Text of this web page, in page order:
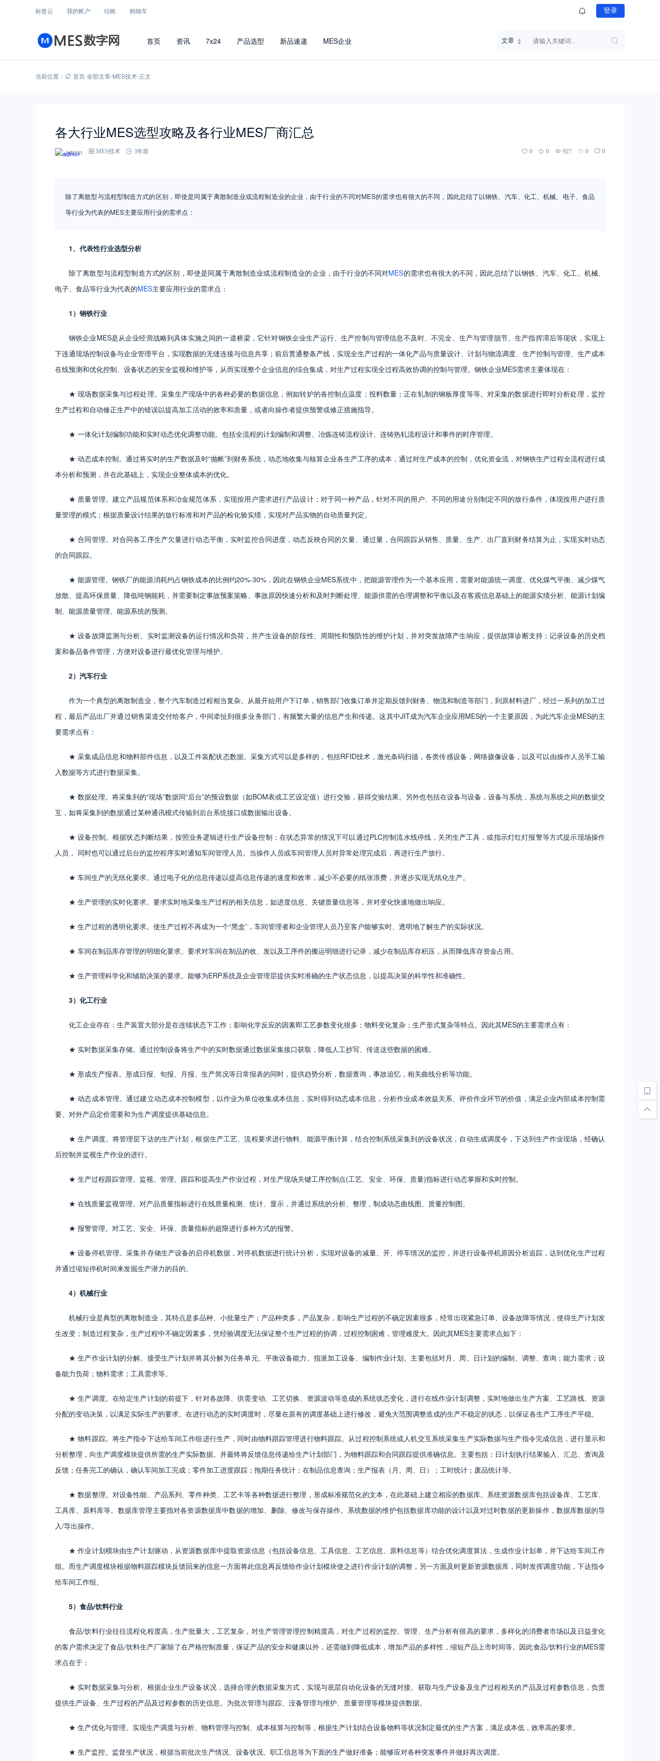
标签云 我的帐户 结账 购物车 登录
首页 资讯 7x24 产品选型 新品速递 MES企业
当前位置： 首页-全部文章-MES技术-正文
各大行业MES选型攻略及各行业MES厂商汇总
admin MES技术 3年前 0 0 927 0 0
除了离散型与流程型制造方式的区别，即使是同属于离散制造业或流程制造业的企业，由于行业的不同对MES的需求也有很大的不同，因此总结了以钢铁、汽车、化工、机械、电子、食品
等行业为代表的MES主要应用行业的需求点：
1、代表性行业选型分析
除了离散型与流程型制造方式的区别，即使是同属于离散制造业或流程制造业的企业，由于行业的不同对MES的需求也有很大的不同，因此总结了以钢铁、汽车、化工、机械、
电子、食品等行业为代表的MES主要应用行业的需求点：
1）钢铁行业
钢铁企业MES是从企业经营战略到具体实施之间的一道桥梁，它针对钢铁企业生产运行、生产控制与管理信息不及时、不完全、生产与管理脱节、生产指挥滞后等现状，实现上
下连通现场控制设备与企业管理平台，实现数据的无缝连接与信息共享；前后贯通整条产线，实现全生产过程的一体化产品与质量设计、计划与物流调度、生产控制与管理、生产成本
在线预测和优化控制、设备状态的安全监视和维护等，从而实现整个企业信息的综合集成，对生产过程实现全过程高效协调的控制与管理。钢铁企业MES需求主要体现在：
★ 现场数据采集与过程处理。采集生产现场中的各种必要的数据信息，例如转炉的各控制点温度；投料数量；正在轧制的钢板厚度等等。对采集的数据进行即时分析处理，监控
生产过程和自动修正生产中的错误以提高加工活动的效率和质量，或者向操作者提供预警或修正措施指导。
★ 一体化计划编制功能和实时动态优化调整功能。包括全流程的计划编制和调整、冶炼连铸流程设计、连铸热轧流程设计和事件的时序管理。
★ 动态成本控制。通过将实时的生产数据及时“抛帐”到财务系统，动态地收集与核算企业各生产工序的成本，通过对生产成本的控制，优化资金流，对钢铁生产过程全流程进行成
本分析和预测，并在此基础上，实现企业整体成本的优化。
★ 质量管理。建立产品规范体系和冶金规范体系，实现按用户需求进行产品设计；对于同一种产品，针对不同的用户、不同的用途分别制定不同的放行条件，体现按用户进行质
量管理的模式；根据质量设计结果的放行标准和对产品的检化验实绩，实现对产品实物的自动质量判定。
★ 合同管理。对合同各工序生产欠量进行动态平衡，实时监控合同进度，动态反映合同的欠量、通过量，合同跟踪从销售、质量、生产、出厂直到财务结算为止，实现实时动态
的合同跟踪。
★ 能源管理。钢铁厂的能源消耗约占钢铁成本的比例约20%-30%，因此在钢铁企业MES系统中，把能源管理作为一个基本应用，需要对能源统一调度、优化煤气平衡、减少煤气
放散、提高环保质量、降低吨钢能耗，并需要制定事故预案策略、事故原因快速分析和及时判断处理、能源供需的合理调整和平衡以及在客观信息基础上的能源实绩分析、能源计划编
制、能源质量管理、能源系统的预测。
★ 设备故障监测与分析。实时监测设备的运行情况和负荷，并产生设备的阶段性、周期性和预防性的维护计划，并对突发故障产生响应，提供故障诊断支持；记录设备的历史档
案和备品备件管理，方便对设备进行最优化管理与维护。
2）汽车行业
作为一个典型的离散制造业，整个汽车制造过程相当复杂。从最开始用户下订单，销售部门收集订单并定期反馈到财务、物流和制造等部门，到原材料进厂，经过一系列的加工过
程，最后产品出厂并通过销售渠道交付给客户，中间牵扯到很多业务部门，有频繁大量的信息产生和传递。这其中JIT成为汽车企业应用MES的一个主要原因，为此汽车企业MES的主
要需求点有：
★ 采集成品信息和物料部件信息，以及工件装配状态数据。采集方式可以是多样的，包括RFID技术，激光条码扫描，各类传感设备，网络摄像设备，以及可以由操作人员手工输
入数据等方式进行数据采集。
★ 数据处理。将采集到的“现场”数据同“后台”的预设数据（如BOM表或工艺设定值）进行交验，获得交验结果。另外也包括在设备与设备，设备与系统，系统与系统之间的数据交
互，如将采集到的数据通过某种通讯模式传输到后台系统接口或数据输出设备。
★ 设备控制。根据状态判断结果，按照业务逻辑进行生产设备控制；在状态异常的情况下可以通过PLC控制流水线停线，关闭生产工具，或指示灯红灯报警等方式提示现场操作
人员， 同时也可以通过后台的监控程序实时通知车间管理人员。当操作人员或车间管理人员对异常处理完成后，再进行生产放行。
★ 车间生产的无纸化要求。通过电子化的信息传递以提高信息传递的速度和效率，减少不必要的纸张浪费，并逐步实现无纸化生产。
★ 生产管理的实时化要求。要求实时地采集生产过程的相关信息，如进度信息、关键质量信息等，并对变化快速地做出响应。
★ 生产过程的透明化要求。使生产过程不再成为一个“黑盒”，车间管理者和企业管理人员乃至客户能够实时、透明地了解生产的实际状况。
★ 车间在制品库存管理的明细化要求。要求对车间在制品的收、发以及工序件的搬运明细进行记录，减少在制品库存积压，从而降低库存资金占用。
★ 生产管理科学化和辅助决策的要求。能够为ERP系统及企业管理层提供实时准确的生产状态信息，以提高决策的科学性和准确性。
3）化工行业
化工企业存在：生产装置大部分是在连续状态下工作；影响化学反应的因素即工艺参数变化很多；物料变化复杂；生产形式复杂等特点。因此其MES的主要需求点有：
★ 实时数据采集存储。通过控制设备将生产中的实时数据通过数据采集接口获取，降低人工抄写、传送这些数据的困难。
★ 形成生产报表。形成日报、旬报、月报、生产简况等日常报表的同时，提供趋势分析，数据查询，事故追忆，相关曲线分析等功能。
★ 动态成本管理。通过建立动态成本控制模型，以作业为单位收集成本信息，实时得到动态成本信息，分析作业成本效益关系、评价作业环节的价值，满足企业内部成本控制需
要、对外产品定价需要和为生产调度提供基础信息。
★ 生产调度。将管理层下达的生产计划，根据生产工艺、流程要求进行物料、能源平衡计算，结合控制系统采集到的设备状况，自动生成调度令，下达到生产作业现场，经确认
后控制并监视生产作业的进行。
★ 生产过程跟踪管理。监视、管理、跟踪和提高生产作业过程，对生产现场关键工序控制点(工艺、安全、环保、质量)指标进行动态掌握和实时控制。
★ 在线质量监视管理。对产品质量指标进行在线质量检测、统计、显示，并通过系统的分析、整理，制成动态曲线图、质量控制图。
★ 报警管理。对工艺、安全、环保、质量指标的超限进行多种方式的报警。
★ 设备停机管理。采集并存储生产设备的启停机数据，对停机数据进行统计分析，实现对设备的减量、开、停车情况的监控，并进行设备停机原因分析追踪，达到优化生产过程
并通过缩短停机时间来发掘生产潜力的目的。
4）机械行业
机械行业是典型的离散制造业，其特点是多品种、小批量生产；产品种类多，产品复杂，影响生产过程的不确定因素很多，经常出现紧急订单、设备故障等情况，使得生产计划发
生改变；制造过程复杂，生产过程中不确定因素多，凭经验调度无法保证整个生产过程的协调，过程控制困难，管理难度大。因此其MES主要需求点如下：
★ 生产作业计划的分解。接受生产计划并将其分解为任务单元、平衡设备能力、指派加工设备、编制作业计划。主要包括对月、周、日计划的编制、调整、查询；能力需求；设
备能力负荷；物料需求；工具需求等。
★ 生产调度。在给定生产计划的前提下，针对各故障、供需变动、工艺切换、资源波动等造成的系统状态变化，进行在线作业计划调整，实时地做出生产方案、工艺路线、资源
分配的变动决策，以满足实际生产的要求。在进行动态的实时调度时，尽量在原有的调度基础上进行修改，避免大范围调整造成的生产不稳定的状态，以保证各生产工序生产平稳。
★ 物料跟踪。将生产指令下达给车间工作组进行生产，同时由物料跟踪管理进行物料跟踪。从过程控制系统或人机交互系统采集生产实际数据与生产指令完成信息，进行显示和
分析整理，向生产调度模块提供所需的生产实际数据。并最终将反馈信息传递给生产计划部门，为物料跟踪和合同跟踪提供准确信息。主要包括：日计划执行结果输入、汇总、查询及
反馈；任务完工的确认，确认车间加工完成；零件加工进度跟踪；拖期任务统计；在制品信息查询；生产报表（月、周、日）；工时统计；废品统计等。
★ 数据整理。对设备性能、产品系列、零件种类、工艺卡等各种数据进行整理，形成标准规范化的文本，在此基础上建立相应的数据库。系统资源数据库包括设备库、工艺库、
工具库、原料库等。数据库管理主要指对各资源数据库中数据的增加、删除、修改与保存操作。系统数据的维护包括数据库功能的设计以及对过时数据的更新操作，数据库数据的导
入/导出操作。
★ 作业计划模块由生产计划驱动，从资源数据库中提取资源信息（包括设备信息、工具信息、工艺信息、原料信息等）结合优化调度算法，生成作业计划单，并下达给车间工作
组。而生产调度模块根据物料跟踪模块反馈回来的信息一方面将此信息再反馈给作业计划模块使之进行作业计划的调整，另一方面及时更新资源数据库，同时发挥调度功能，下达指令
给车间工作组。
5）食品/饮料行业
食品/饮料行业往往流程化程度高，生产批量大，工艺复杂，对生产管理管理控制精度高，对生产过程的监控、管理、生产分析有很高的要求，多样化的消费者市场以及日益变化
的客户需求决定了食品/饮料生产厂家除了在严格控制质量，保证产品的安全和健康以外，还需做到降低成本，增加产品的多样性，缩短产品上市时间等。因此食品/饮料行业的MES需
求点在于：
★ 实时数据采集与分析。根据企业生产设备状况，选择合理的数据采集方式，实现与底层自动化设备的无缝对接。获取与生产设备及生产过程相关的产品及过程参数信息，负责
提供生产设备、生产过程的产品及过程参数的历史信息。为批次管理与跟踪、没备管理与维护、质量管理等模块提供数据。
★ 生产优化与管理。实现生产调度与分析、物料管理与控制、成本核算与控制等，根据生产计划结合设备物料等状况制定最优的生产方案，满足成本低，效率高的要求。
★ 生产监控。监督生产状况，根据当前批次生产情况、设备状况、职工信息等为下面的生产做好准备；能够应对各种突发事件并做好再次调度。